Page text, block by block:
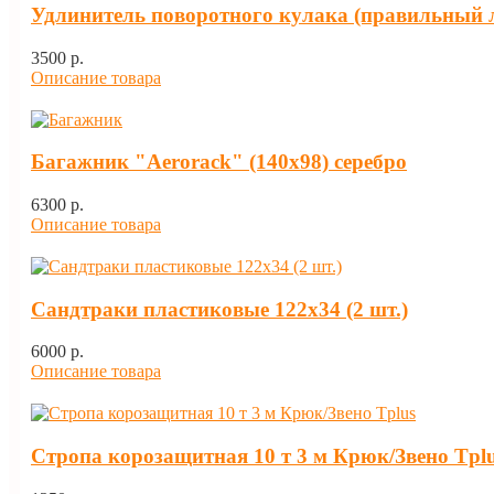
Удлинитель поворотного кулака (правильный
3500 p.
Описание товара
Багажник "Aerorack" (140х98) серебро
6300 p.
Описание товара
Сандтраки пластиковые 122х34 (2 шт.)
6000 p.
Описание товара
Стропа корозащитная 10 т 3 м Крюк/Звено